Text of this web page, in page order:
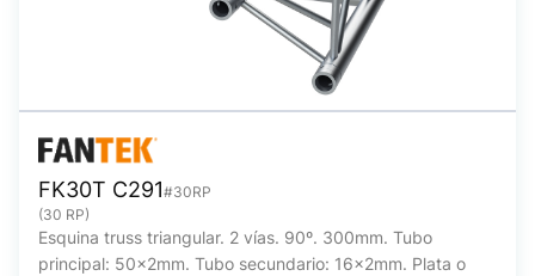
FK30T C291#30RP
(30 RP)
Esquina truss triangular. 2 vías. 90º. 300mm. Tubo
principal: 50x2mm. Tubo secundario: 16x2mm. Plata o